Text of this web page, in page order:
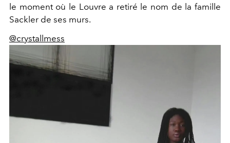
le moment où le Louvre a retiré le nom de la famille
Sackler de ses murs.
@crystallmess